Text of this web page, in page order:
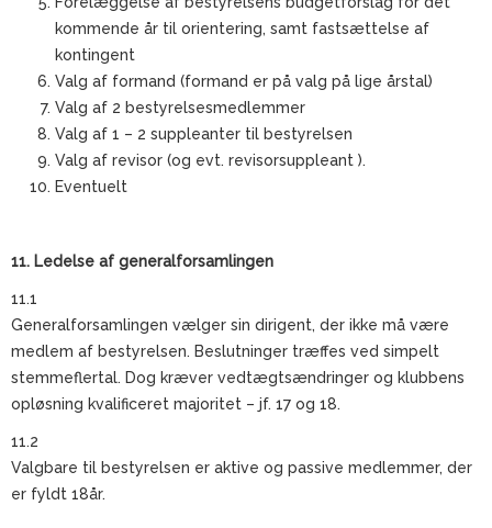
kommende år til orientering, samt fastsættelse af
kontingent
Valg af formand (formand er på valg på lige årstal)
Valg af 2 bestyrelsesmedlemmer
Valg af 1 – 2 suppleanter til bestyrelsen
Valg af revisor (og evt. revisorsuppleant ).
Eventuelt
11. Ledelse af generalforsamlingen
11.1
Generalforsamlingen vælger sin dirigent, der ikke må være
medlem af bestyrelsen. Beslutninger træffes ved simpelt
stemmeflertal. Dog kræver vedtægtsændringer og klubbens
opløsning kvalificeret majoritet – jf. 17 og 18.
11.2
Valgbare til bestyrelsen er aktive og passive medlemmer, der
er fyldt 18år.